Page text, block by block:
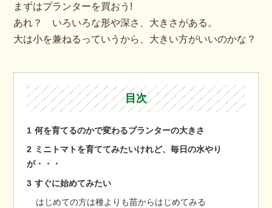
まずはプランターを買おう!
あれ？ いろいろな形や深さ、大きさがある。
大は小を兼ねるっていうから、大きい方がいいのかな？
目次
1 何を育てるのかで変わるプランターの大きさ
2 ミニトマトを育ててみたいけれど、毎日の水やり
が・・・
3 すぐに始めてみたい
はじめての方は種よりも苗からはじめてみる